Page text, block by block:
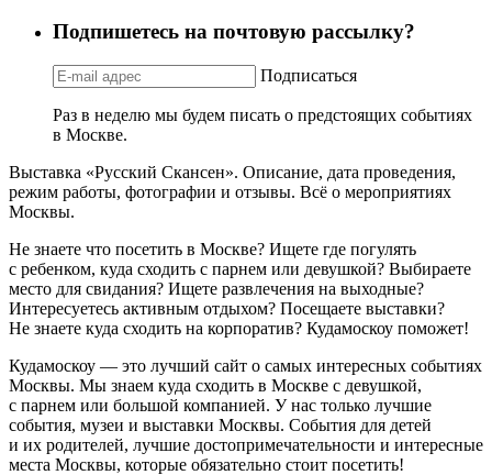
Подпишетесь на почтовую рассылку?
Подписаться
Раз в неделю мы будем писать о предстоящих событиях
в Москве.
Выставка «Русский Скансен». Описание, дата проведения,
режим работы, фотографии и отзывы. Всё о мероприятиях
Москвы.
Не знаете что посетить в Москве? Ищете где погулять
с ребенком, куда сходить с парнем или девушкой? Выбираете
место для свидания? Ищете развлечения на выходные?
Интересуетесь активным отдыхом? Посещаете выставки?
Не знаете куда сходить на корпоратив? Кудамоскоу поможет!
Кудамоскоу — это лучший сайт о самых интересных событиях
Москвы. Мы знаем куда сходить в Москве с девушкой,
с парнем или большой компанией. У нас только лучшие
события, музеи и выставки Москвы. События для детей
и их родителей, лучшие достопримечательности и интересные
места Москвы, которые обязательно стоит посетить!